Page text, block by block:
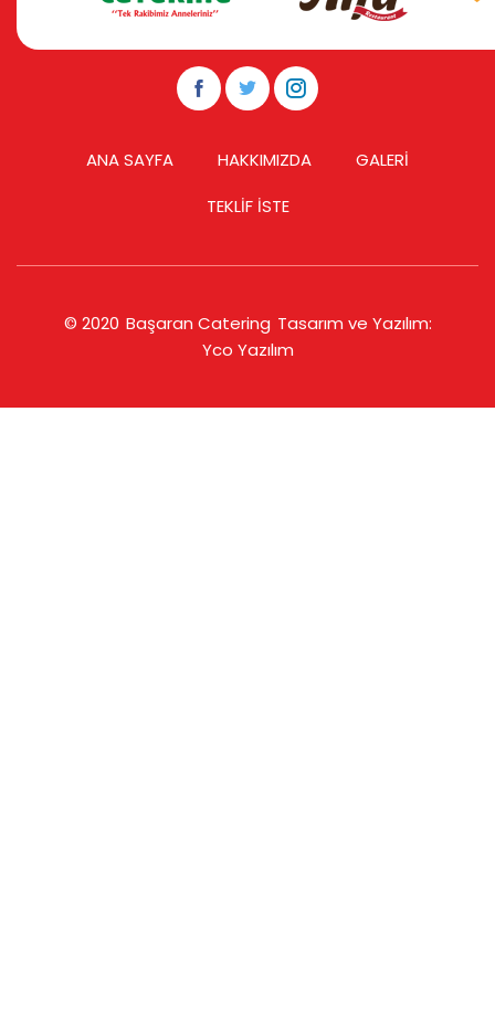
ANA SAYFA HAKKIMIZDA
GALERİ
TEKLİF İSTE
© 2020 Başaran Catering Tasarım ve Yazılım:
Yco Yazılım